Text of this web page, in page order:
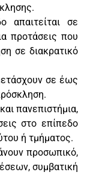
απαιτείται σε
προτάσεις που
σε διακρατικό
σε έως
πανεπιστήμια,
στο επίπεδο
ή τμήματος.
προσωπικό,
συμβατική